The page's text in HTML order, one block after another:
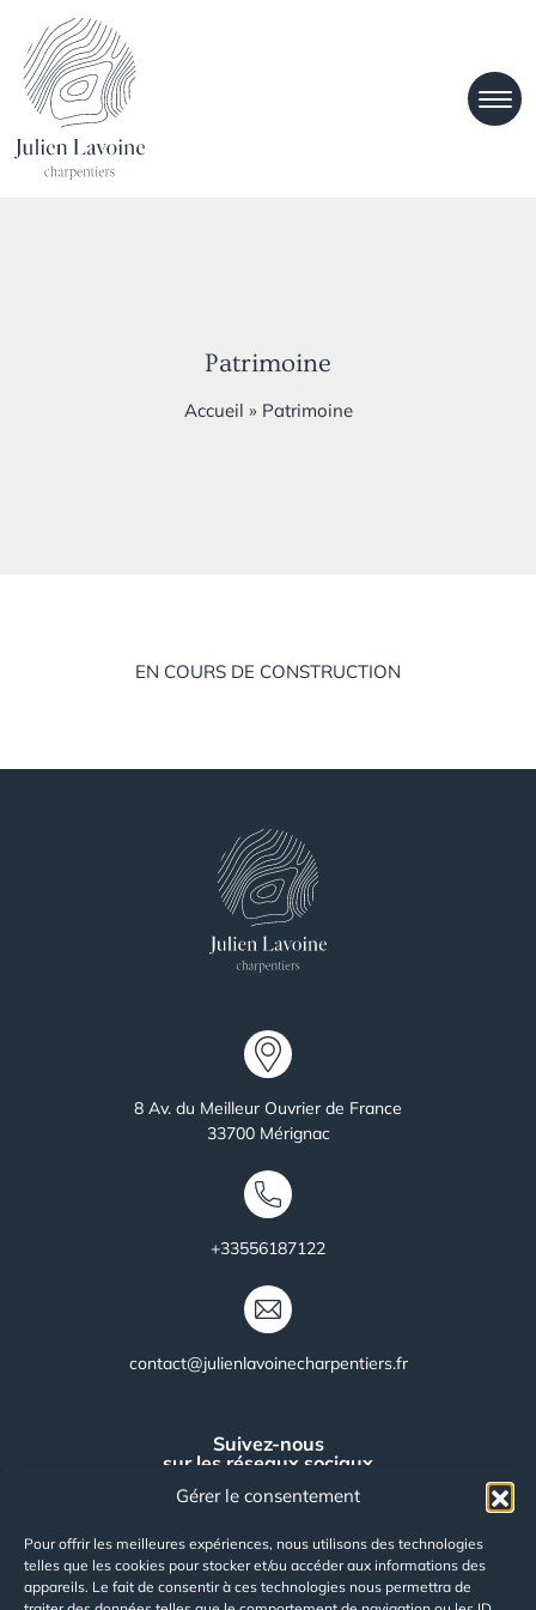
Gérer le consentement
Pour offrir les meilleures expériences, nous utilisons des technologies
telles que les cookies pour stocker et/ou accéder aux informations des
appareils. Le fait de consentir à ces technologies nous permettra de
Patrimoine
Accueil » Patrimoine
EN COURS DE CONSTRUCTION
8 Av. du Meilleur Ouvrier de France
33700 Mérignac
+33556187122
contact@julienlavoinecharpentiers.fr
Suivez-nous
sur les réseaux sociaux
linkedin